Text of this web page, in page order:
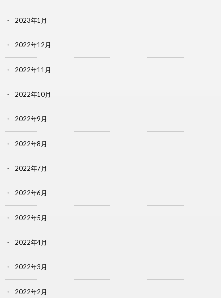
2023年1月
2022年12月
2022年11月
2022年10月
2022年9月
2022年8月
2022年7月
2022年6月
2022年5月
2022年4月
2022年3月
2022年2月